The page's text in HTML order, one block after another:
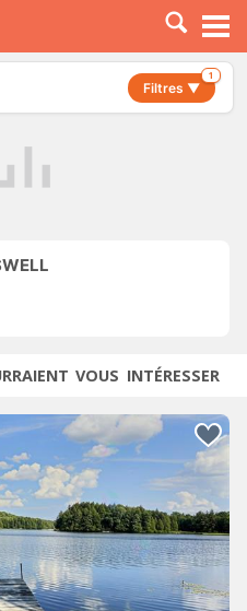
Filtres ▼
1
VOUS INTÉRESSER